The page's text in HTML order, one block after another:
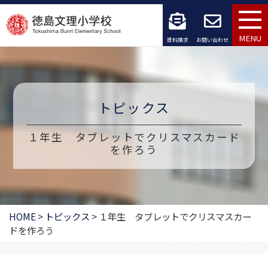
コ
ン
テ
へ
ッ
プ
資料請求 お問い合わせ MENU
トピックス
１年生 タブレットでクリスマスカード
を作ろう
HOME> トピックス > １年生 タブレットでクリスマスカー
ドを作ろう